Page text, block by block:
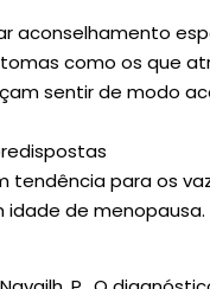
aconselhamento
como os que
sentir de modo
para os
de menopausa.